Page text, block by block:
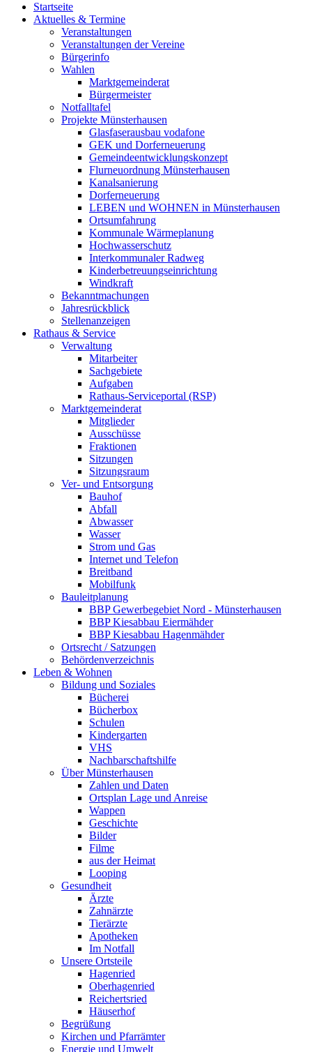
Startseite
Aktuelles & Termine
Veranstaltungen
Veranstaltungen der Vereine
Bürgerinfo
Wahlen
Marktgemeinderat
Bürgermeister
Notfalltafel
Projekte Münsterhausen
Glasfaserausbau vodafone
GEK und Dorferneuerung
Gemeindeentwicklungskonzept
Flurneuordnung Münsterhausen
Kanalsanierung
Dorferneuerung
LEBEN und WOHNEN in Münsterhausen
Ortsumfahrung
Kommunale Wärmeplanung
Hochwasserschutz
Interkommunaler Radweg
Kinderbetreuungseinrichtung
Windkraft
Bekanntmachungen
Jahresrückblick
Stellenanzeigen
Rathaus & Service
Verwaltung
Mitarbeiter
Sachgebiete
Aufgaben
Rathaus-Serviceportal (RSP)
Marktgemeinderat
Mitglieder
Ausschüsse
Fraktionen
Sitzungen
Sitzungsraum
Ver- und Entsorgung
Bauhof
Abfall
Abwasser
Wasser
Strom und Gas
Internet und Telefon
Breitband
Mobilfunk
Bauleitplanung
BBP Gewerbegebiet Nord - Münsterhausen
BBP Kiesabbau Eiermähder
BBP Kiesabbau Hagenmähder
Ortsrecht / Satzungen
Behördenverzeichnis
Leben & Wohnen
Bildung und Soziales
Bücherei
Bücherbox
Schulen
Kindergarten
VHS
Nachbarschaftshilfe
Über Münsterhausen
Zahlen und Daten
Ortsplan Lage und Anreise
Wappen
Geschichte
Bilder
Filme
aus der Heimat
Looping
Gesundheit
Ärzte
Zahnärzte
Tierärzte
Apotheken
Im Notfall
Unsere Ortsteile
Hagenried
Oberhagenried
Reichertsried
Häuserhof
Begrüßung
Kirchen und Pfarrämter
Energie und Umwelt